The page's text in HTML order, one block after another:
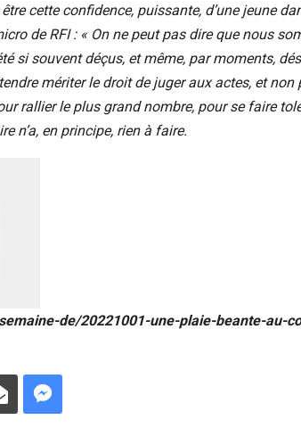
cette confidence, puissante, d’une jeune
de RFI : « On ne peut pas dire que nous
si souvent déçus, et même, par moments,
mériter le droit de juger aux actes, et
rallier le plus grand nombre, pour se faire
n’a, en principe, rien à faire.
de/20221001-une-plaie-beante-au-